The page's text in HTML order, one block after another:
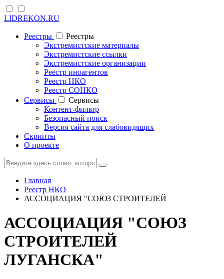
LIDREKON.RU
Реестры
Реестры
Экстремистские материалы
Экстремистские ссылки
Экстремистские организации
Реестр иноагентов
Реестр НКО
Реестр СОНКО
Cервисы
Cервисы
Контент-фильтр
Безопасный поиск
Версия сайта для слабовидящих
Скрипты
О проекте
Главная
Реестр НКО
АССОЦИАЦИЯ "СОЮЗ СТРОИТЕЛЕЙ
АССОЦИАЦИЯ "СОЮЗ
СТРОИТЕЛЕЙ
ЛУГАНСКА"